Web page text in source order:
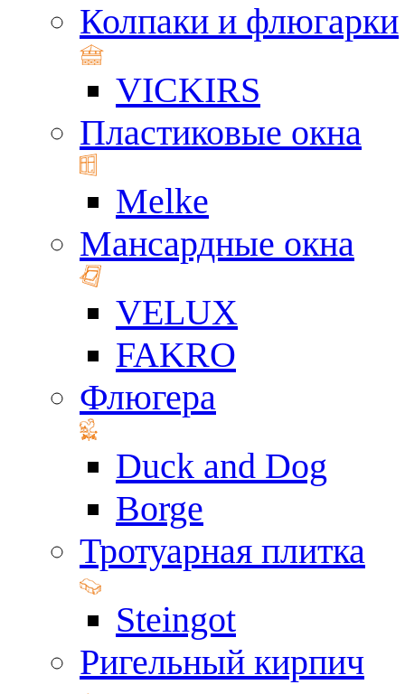
Колпаки и флюгарки
VICKIRS
Пластиковые окна
Melke
Мансардные окна
VELUX
FAKRO
Флюгера
Duck and Dog
Borge
Тротуарная плитка
Steingot
Ригельный кирпич